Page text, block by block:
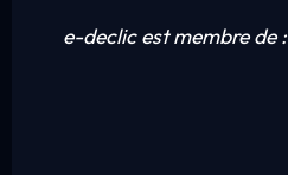
e-declic est membre de :